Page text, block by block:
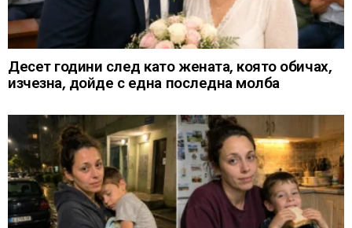
Десет години след като жената, която обичах,
изчезна, дойде с една последна молба